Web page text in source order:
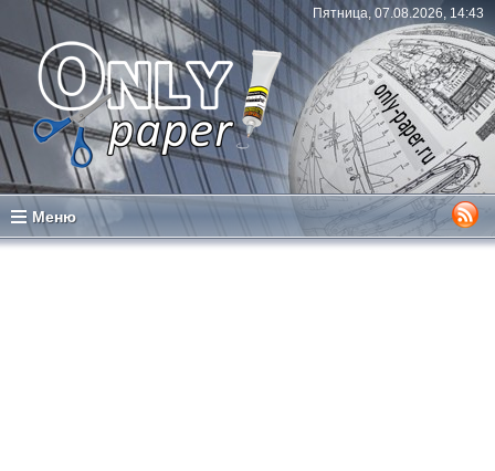
Пятница, 07.08.2026, 14:43
Меню